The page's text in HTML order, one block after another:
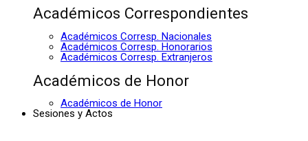
Académicos Correspondientes
Académicos Corresp. Nacionales
Académicos Corresp. Honorarios
Académicos Corresp. Extranjeros
Académicos de Honor
Académicos de Honor
Sesiones y Actos